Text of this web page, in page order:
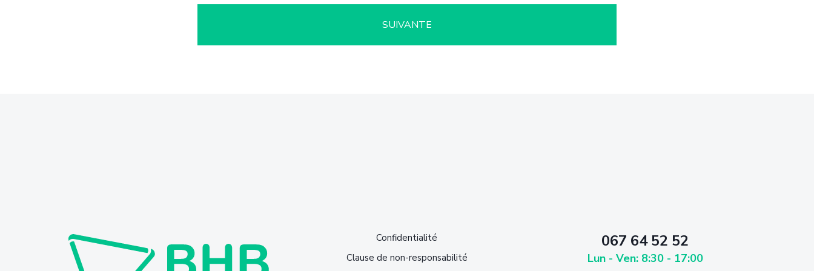
Confidentialité
Clause de non-responsabilité
067 64 52 52
Lun - Ven: 8:30 - 17:00